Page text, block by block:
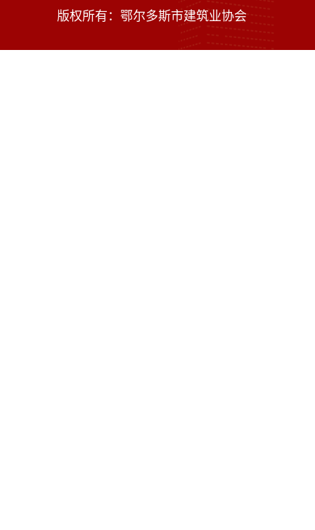
版权所有：鄂尔多斯市建筑业协会